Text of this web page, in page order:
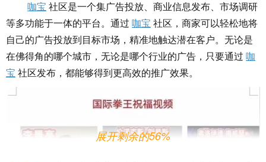
咖宝 社区是一个集广告投放、商业信息发布、市场调研
等多功能于一体的平台。通过 咖宝 社区，商家可以轻松地将
自己的广告投放到目标市场，精准地触达潜在客户。无论是
在佛得角的哪个城市，无论是哪个行业的广告，只要通过 咖
宝 社区发布，都能够得到更高效的推广效果。
展开剩余的56%